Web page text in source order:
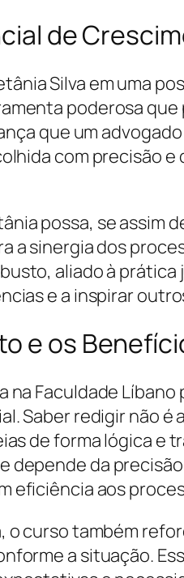
de
Silva em uma
poderosa
que um
com precisão
possa, se assim
a sinergia dos
aliado à
e a inspirar
e os
na Faculdade
Saber redigir não
de forma lógica e
depende da
eficiência aos
curso também
a situação.